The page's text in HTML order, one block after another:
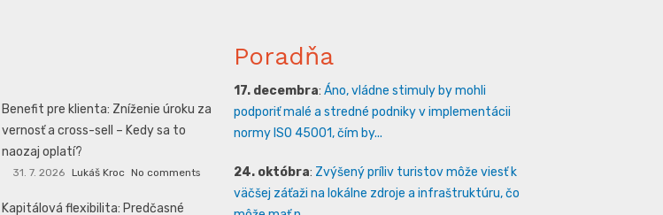
Benefit pre klienta: Zníženie úroku za
vernosť a cross-sell – Kedy sa to
naozaj oplatí?
31. 7. 2026 Lukáš Kroc No comments
Kapitálová flexibilita: Predčasné
Poradňa
17. decembra: Áno, vládne stimuly by mohli
podporiť malé a stredné podniky v implementácii
normy ISO 45001, čím by...
24. októbra: Zvýšený príliv turistov môže viesť k
väčšej záťaži na lokálne zdroje a infraštruktúru, čo